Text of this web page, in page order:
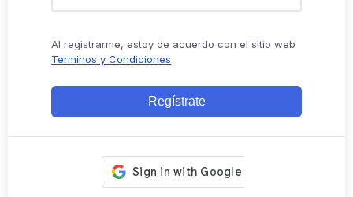
Al registrarme, estoy de acuerdo con el sitio web
Terminos y Condiciones
Regístrate